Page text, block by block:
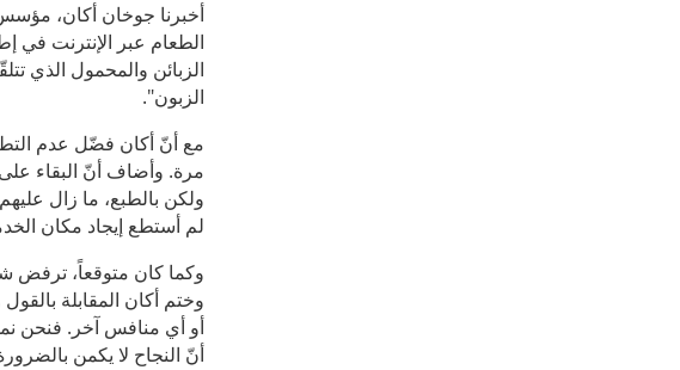
الطعام عبر الإنترنت في
الزبون".
مع أنّ أكان فضّل عدم
مرة. وأضاف أنّ البقاء
ولكن بالطبع، ما زال
لم أستطع إيجاد مكان
وكما كان متوقعاً، ترفض
وختم أكان المقابلة
أو أي منافس آخر. فنحن
أنّ النجاح لا يكمن